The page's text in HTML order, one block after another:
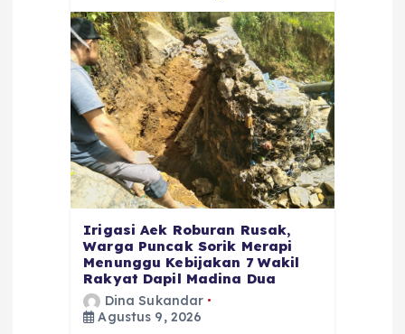
Irigasi Aek Roburan Rusak,
Warga Puncak Sorik Merapi
Menunggu Kebijakan 7 Wakil
Rakyat Dapil Madina Dua
Dina Sukandar
Agustus 9, 2026